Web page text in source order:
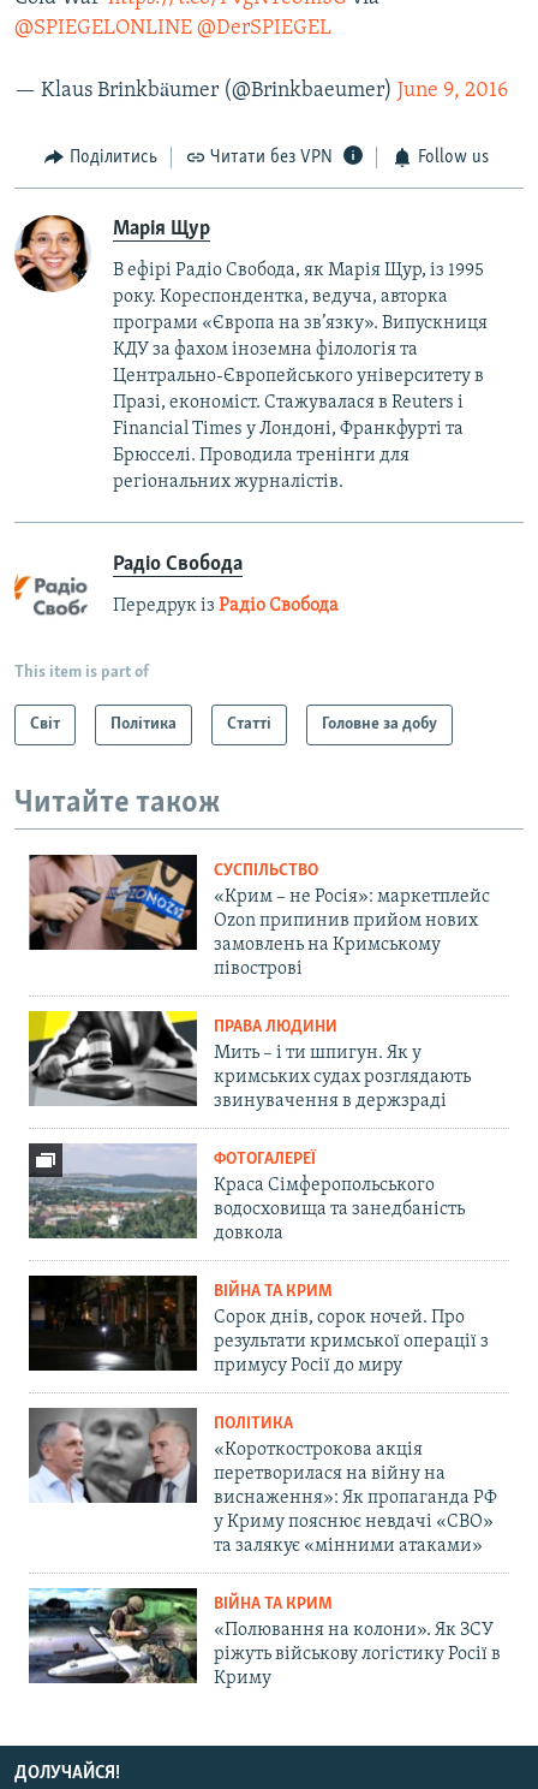
@SPIEGELONLINE @DerSPIEGEL
— Klaus Brinkbäumer (@Brinkbaeumer) June 9, 2016
Поділитись Читати без VPN Follow us
Марія Щур
В ефірі Радіо Свобода, як Марія Щур, із 1995
року. Кореспондентка, ведуча, авторка
програми «Європа на зв’язку». Випускниця
КДУ за фахом іноземна філологія та
Центрально-Європейського університету в
Празі, економіст. Стажувалася в Reuters і
Financial Times у Лондоні, Франкфурті та
Брюсселі. Проводила тренінги для
регіональних журналістів.
Радіо Свобода
Передрук із Радіо Свобода
This item is part of
Світ Політика Статті Головне за добу
Читайте також
СУСПІЛЬСТВО
«Крим – не Росія»: маркетплейс
Ozon припинив прийом нових
замовлень на Кримському
півострові
ПРАВА ЛЮДИНИ
Мить – і ти шпигун. Як у
кримських судах розглядають
звинувачення в держзраді
ФОТОГАЛЕРЕЇ
Краса Сімферопольського
водосховища та занедбаність
довкола
ВІЙНА ТА КРИМ
Сорок днів, сорок ночей. Про
результати кримської операції з
примусу Росії до миру
ПОЛІТИКА
«Короткострокова акція
перетворилася на війну на
виснаження»: Як пропаганда РФ
у Криму пояснює невдачі «СВО»
та залякує «мінними атаками»
ВІЙНА ТА КРИМ
«Полювання на колони». Як ЗСУ
ріжуть військову логістику Росії в
Криму
ДОЛУЧАЙСЯ!